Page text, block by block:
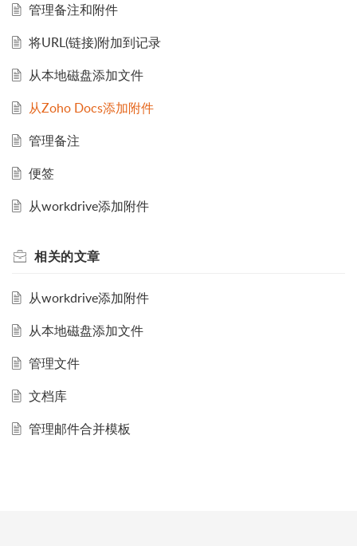
管理备注和附件
将URL(链接)附加到记录
从本地磁盘添加文件
从Zoho Docs添加附件
管理备注
便签
从workdrive添加附件
相关的文章
从workdrive添加附件
从本地磁盘添加文件
管理文件
文档库
管理邮件合并模板